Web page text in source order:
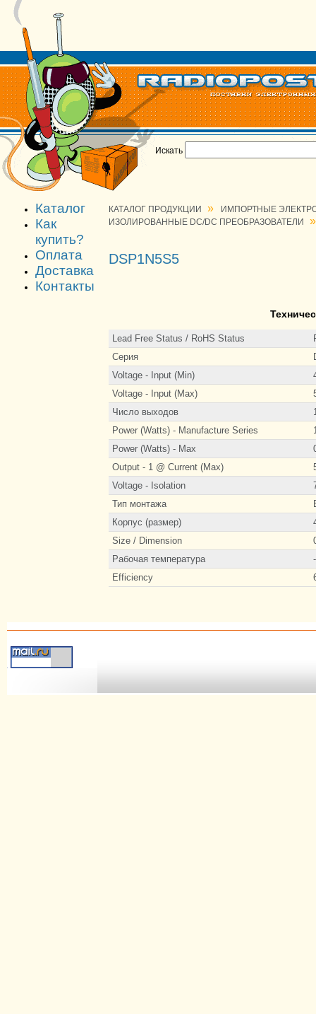
Искать
Каталог
Как
купить?
Оплата
Доставка
Контакты
КАТАЛОГ ПРОДУКЦИИ »
ИМПОРТНЫЕ
ИЗОЛИРОВАННЫЕ DC/DC ПРЕОБРАЗОВАТЕЛИ
»
DSP1N5S5
Lead Free Status / RoHS Status
Серия
Voltage - Input (Min)
Voltage - Input (Max)
Число выходов
Power (Watts) - Manufacture Series
Power (Watts) - Max
Output - 1 @ Current (Max)
Voltage - Isolation
Тип монтажа
Корпус (размер)
Size / Dimension
Рабочая температура
Efficiency